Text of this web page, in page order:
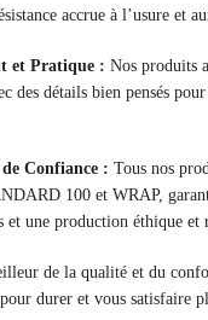
accrue à l’usure et
et Pratique : Nos produits
des détails bien pensés
Confiance : Tous nos
100 et WRAP,
et une production éthique et
de la qualité et du
durer et vous satisfaire